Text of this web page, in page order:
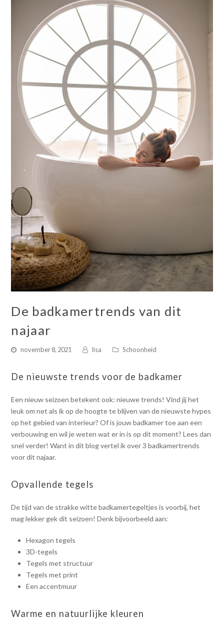
De badkamertrends van dit
najaar
november 8, 2021 lisa Schoonheid
De nieuwste trends voor de badkamer
Een nieuw seizoen betekent ook: nieuwe trends! Vind jij het
leuk om net als ik op de hoogte te blijven van de nieuwste hypes
op het gebied van interieur? Of is jouw badkamer toe aan een
verbouwing en wil je weten wat er in is op dit moment? Lees dan
snel verder! Want in dit blog vertel ik over 3 badkamertrends
voor dit najaar.
Opvallende tegels
De tijd van de strakke witte badkamertegeltjes is voorbij, het
mag lekker gek dit seizoen! Denk bijvoorbeeld aan:
Hexagon tegels
3D-tegels
Tegels met structuur
Tegels met print
Een accentmuur
Warme en natuurlijke kleuren